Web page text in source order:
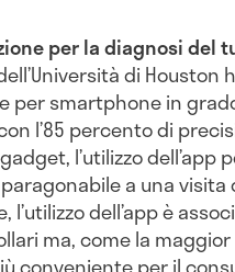
per la diagnosi del
di Houston
per smartphone in
l’85 percento di
l’utilizzo dell’app
a una
l’utilizzo dell’app è
ma, come la